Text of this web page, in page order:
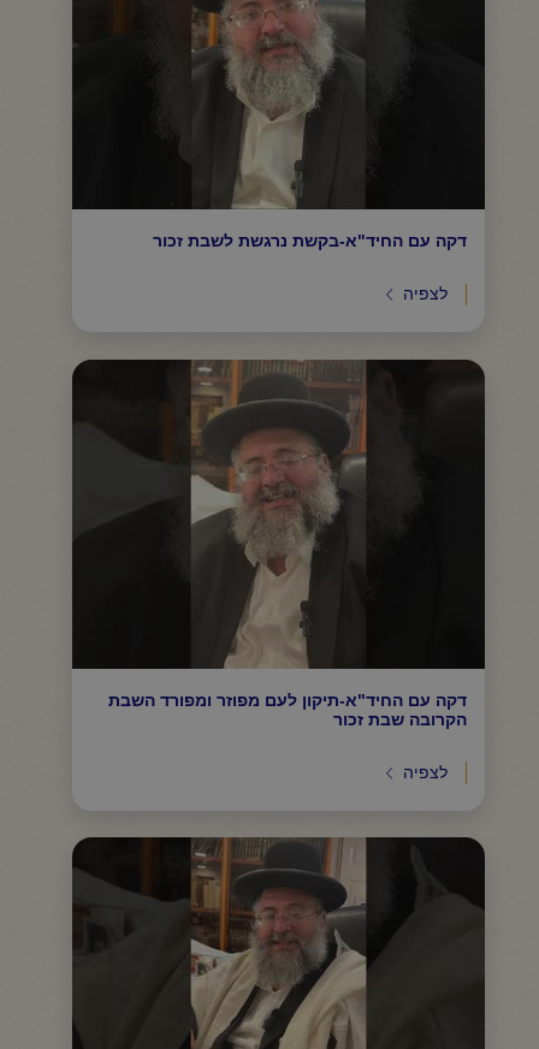
דקה עם החיד"א-בקשת נרגשת לשבת זכור
לצפיה
דקה עם החיד"א-תיקון לעם מפוזר ומפורד השבת
הקרובה שבת זכור
לצפיה